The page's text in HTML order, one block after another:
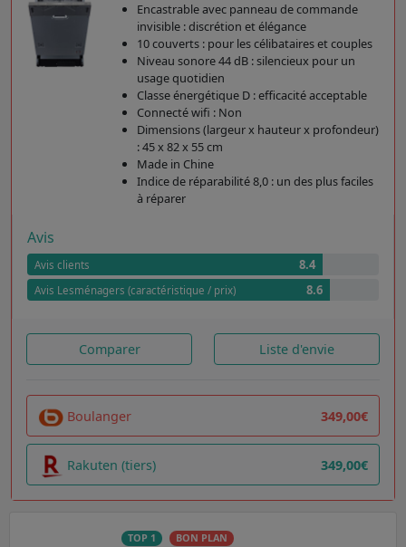
Encastrable avec panneau de commande
invisible : discrétion et élégance
10 couverts : pour les célibataires et couples
Niveau sonore 44 dB : silencieux pour un
usage quotidien
Classe énergétique D : efficacité acceptable
Connecté wifi : Non
Dimensions (largeur x hauteur x profondeur)
: 45 x 82 x 55 cm
Made in Chine
Indice de réparabilité 8,0 : un des plus faciles
à réparer
Avis
Avis clients 8.4
Avis Lesménagers (caractéristique / prix) 8.6
Comparer Liste d'envie
Boulanger 349,00€
Rakuten (tiers) 349,00€
TOP 1 BON PLAN